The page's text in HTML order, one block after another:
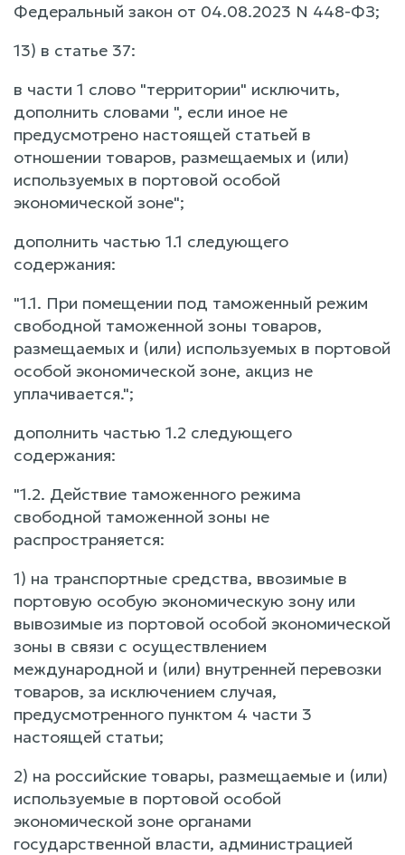
Федеральный закон от 04.08.2023 N 448-ФЗ;
13) в статье 37:
в части 1 слово "территории" исключить,
дополнить словами ", если иное не
предусмотрено настоящей статьей в
отношении товаров, размещаемых и (или)
используемых в портовой особой
экономической зоне";
дополнить частью 1.1 следующего
содержания:
"1.1. При помещении под таможенный режим
свободной таможенной зоны товаров,
размещаемых и (или) используемых в портовой
особой экономической зоне, акциз не
уплачивается.";
дополнить частью 1.2 следующего
содержания:
"1.2. Действие таможенного режима
свободной таможенной зоны не
распространяется:
1) на транспортные средства, ввозимые в
портовую особую экономическую зону или
вывозимые из портовой особой экономической
зоны в связи с осуществлением
международной и (или) внутренней перевозки
товаров, за исключением случая,
предусмотренного пунктом 4 части 3
настоящей статьи;
2) на российские товары, размещаемые и (или)
используемые в портовой особой
экономической зоне органами
государственной власти, администрацией